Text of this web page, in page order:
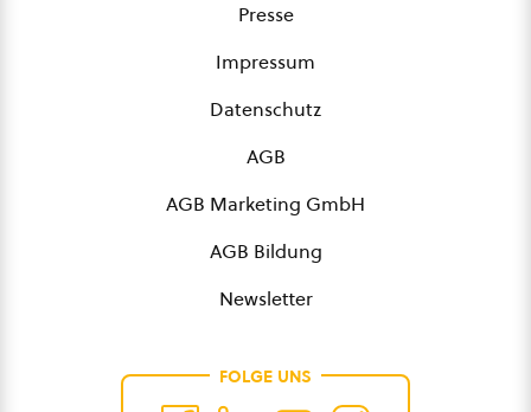
Presse
Impressum
Datenschutz
AGB
AGB Marketing GmbH
AGB Bildung
Newsletter
FOLGE UNS